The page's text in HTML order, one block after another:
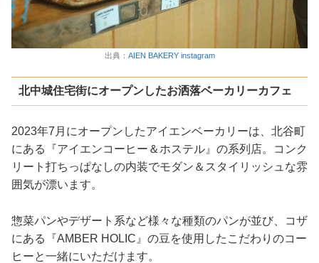
出典： AIEN BAKERY instagram
北中城住宅街にオープンしたお洒落ベーカリーカフェ
2023年7月にオープンしたアイエンベーカリーは、北谷町
にある『アイエンコーヒー＆ホステル』の系列店。コンク
リート打ちっぱなしの内装でモダン＆スタイリッシュな雰
囲気が漂います。
惣菜パンやデザート系など様々な種類のパンが並び、コザ
にある『AMBER HOLIC』の豆を使用したこだわりのコー
ヒーと一緒にいただけます。